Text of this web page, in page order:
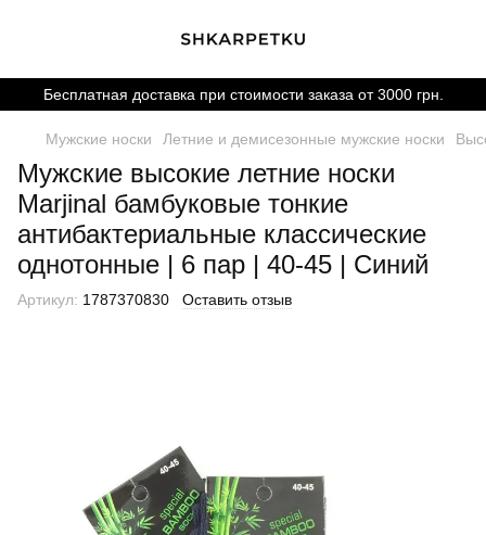
Бесплатная доставка при стоимости заказа от 3000 грн.
Мужские носки Летние и демисезонные мужские носки
Мужские высокие летние носки
Marjinal бамбуковые тонкие
антибактериальные классические
однотонные | 6 пар | 40-45 | Синий
Артикул: 1787370830 Оставить отзыв